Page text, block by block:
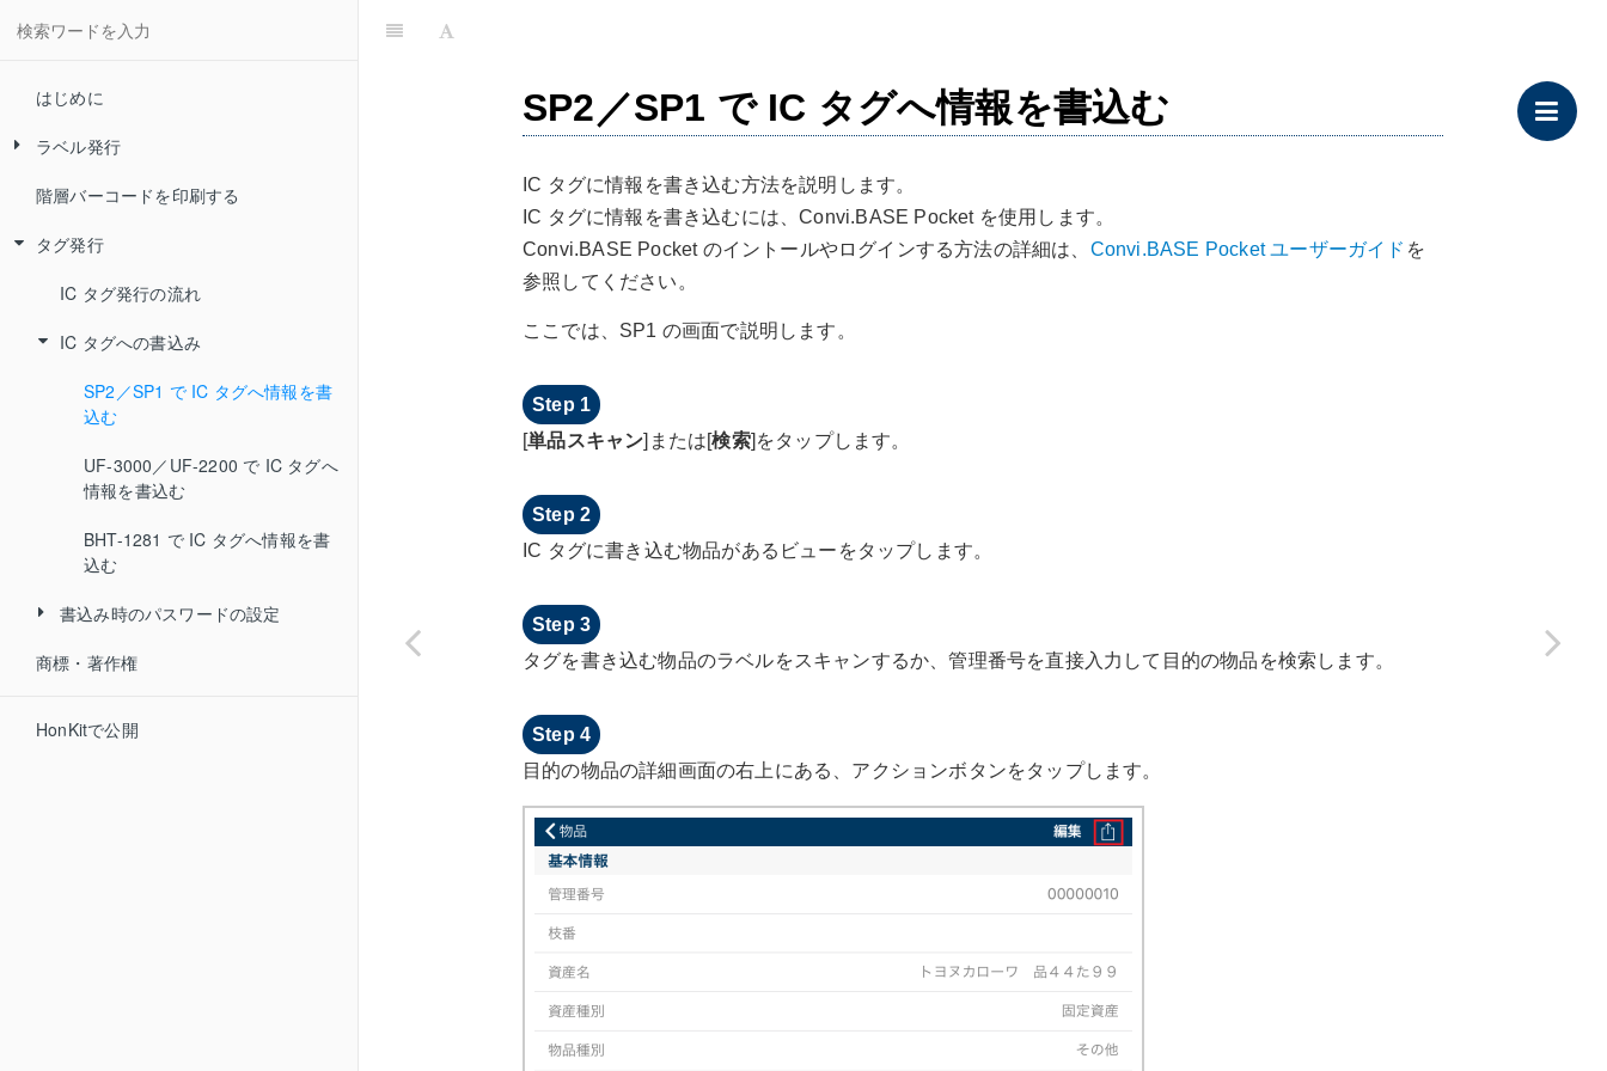
はじめに
ラベル発行
ラベルを印刷する
カメレオンコードを印刷する
フルスキャンコードを印刷する
プリンターの設定
テプラ（SPC10)
東芝テック
シータ／レスプリ
カメレオンコード／フルスキャンコ
ードの印刷設定
用紙登録画面の見かた
用紙設定を選択する
用紙設定を保存する
用紙設定を新規作成する
設定エリアの見かた
シールレイアウト設定を選択
シール印刷画面の見かた
環境設定
用紙設定／レイアウト設定保
ログファイル保存場所
カメレオンコードの環境設定
ラベルレイアウトファイルをアッ
ンロードする
する
階層バーコードを印刷する
タグ発行
IC タグ発行の流れ
IC タグへの書込み
SP2／SP1 で IC タグへ情報を書
込む
UF-3000／UF-2200 で IC タグへ
情報を書込む
BHT-1281 で IC タグへ情報を書
込む
書込み時のパスワードの設定
SP2／SP1 を使って IC タグをロ
UF-3000／UF-2200 を使って IC
商標・著作権
HonKitで公開
SP2／SP1 で IC タグへ情報を書込む
IC タグに情報を書き込む方法を説明します。
IC タグに情報を書き込むには、Convi.BASE Pocket を使用します。
Convi.BASE Pocket のイントールやログインする方法の詳細は、 Convi.BASE Pocket ユーザーガイド を
参照してください。
ここでは、SP1 の画面で説明します。
[単品スキャン]または[検索]をタップします。
IC タグに書き込む物品があるビューをタップします。
タグを書き込む物品のラベルをスキャンするか、管理番号を直接入力して目的の物品を検索します。
目的の物品の詳細画面の右上にある、アクションボタンをタップします。